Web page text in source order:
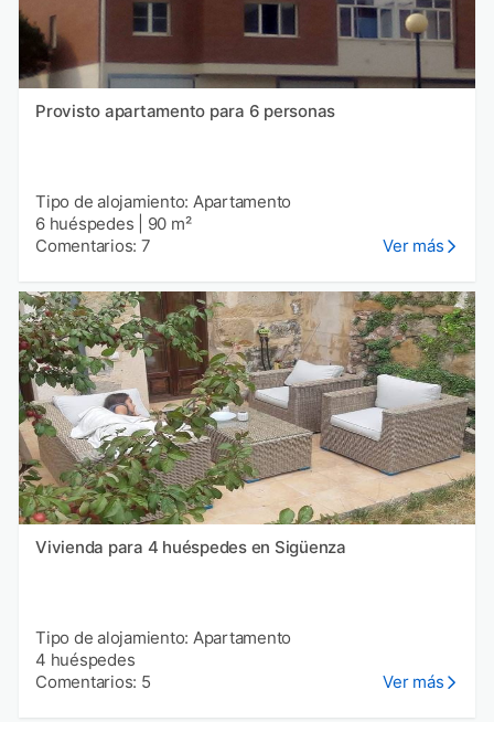
Provisto apartamento para 6 personas
Tipo de alojamiento: Apartamento
6 huéspedes
90 m²
Comentarios: 7
Ver más
Vivienda para 4 huéspedes en Sigüenza
Tipo de alojamiento: Apartamento
4 huéspedes
Comentarios: 5
Ver más